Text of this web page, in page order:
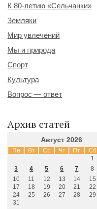
К 80-летию «Сельчанки»
Земляки
Мир увлечений
Мы и природа
Спорт
Культура
Вопрос — ответ
Архив статей
Август 2026
Пн Вт Ср Чт Пт Сб
1
3
4 5 6 7 8
10
11 12 13 14 15
17
18 19 20 21 22
24
25 26 27 28 29
31